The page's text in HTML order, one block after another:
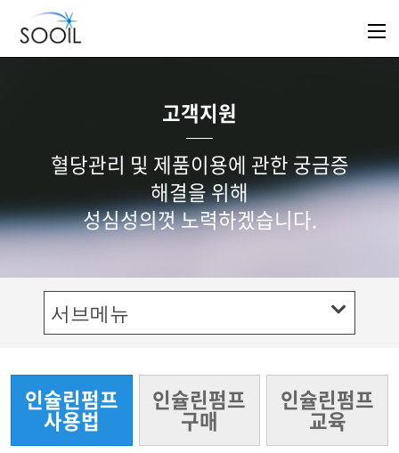
고객지원
혈당관리 및 제품이용에 관한 궁금증
해결을 위해
성심성의껏 노력하겠습니다.
서브메뉴
인슐린펌프
사용법
인슐린펌프
구매
인슐린펌프
교육